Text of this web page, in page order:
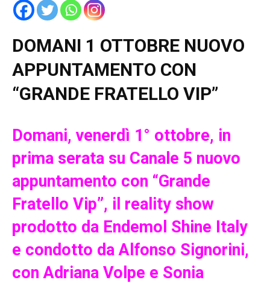
DOMANI 1 OTTOBRE NUOVO
APPUNTAMENTO CON
“GRANDE FRATELLO VIP”
Domani, venerdì 1° ottobre, in
prima serata su Canale 5 nuovo
appuntamento con “Grande
Fratello Vip”, il reality show
prodotto da Endemol Shine Italy
e condotto da Alfonso Signorini,
con Adriana Volpe e Sonia